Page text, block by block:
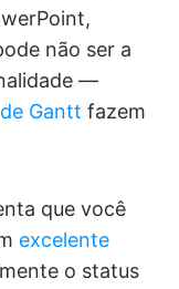
não ser a
—
Gantt fazem
que você
excelente
o status